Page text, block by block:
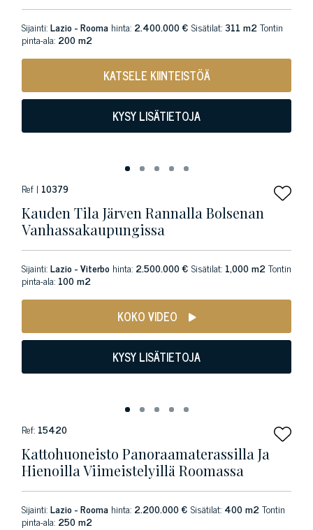
Sijainti:Lazio - Rooma hinta: 2.400.000 € Sisätilat:311 m2Tontin
pinta-ala: 200 m2
KATSELE KIINTEISTÖÄ
KYSY LISÄTIETOJA
Ref | 10379
Kauden Tila Järven Rannalla Bolsenan
Vanhassakaupungissa
Sijainti:Lazio - Viterbo hinta: 2.500.000 € Sisätilat: 1,000 m2Tontin
pinta-ala: 100 m2
KOKO VIDEO
KYSY LISÄTIETOJA
Ref: 15420
Kattohuoneisto Panoraamaterassilla Ja
Hienoilla Viimeistelyillä Roomassa
Sijainti:Lazio - Rooma hinta: 2.200.000 € Sisätilat: 400 m2Tontin
pinta-ala: 250 m2